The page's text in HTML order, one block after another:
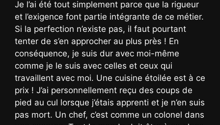
Je l’ai été tout simplement parce que la rigueur
et l’exigence font partie intégrante de ce métier.
Si la perfection n’existe pas, il faut pourtant
tenter de s’en approcher au plus près ! En
conséquence, je suis dur avec moi-même
comme je le suis avec celles et ceux qui
travaillent avec moi. Une cuisine étoilée est à ce
prix ! J’ai personnellement reçu des coups de
pied au cul lorsque j’étais apprenti et je n’en suis
pas mort. Un chef, c’est comme un colonel dans